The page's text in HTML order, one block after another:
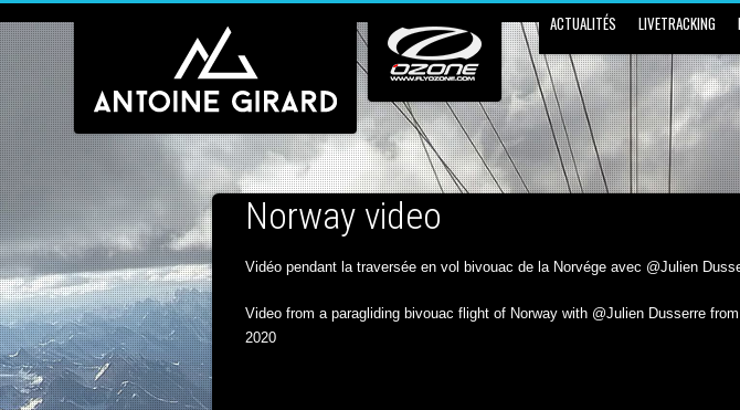
ACTUALITÉS LIVETRACKING
Norway video
Vidéo pendant la traversée en vol bivouac de la Norvége avec @Julien
Video from a paragliding bivouac flight of Norway with @Julien Dusserre
2020